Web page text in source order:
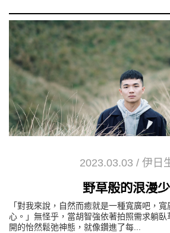
2023.03.03 / 伊日
野草般的浪漫
「對我來說，自然而癒就是一種寬廣吧，
心。」無怪乎，當胡智強依著拍照需求躺
開的怡然鬆弛神態，就像鑽進了每...